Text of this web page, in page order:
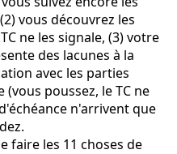
vous découvrez les
ne les signale, (3) votre
des lacunes à la
avec les parties
poussez, le TC ne
n'arrivent que
faire les 11 choses de